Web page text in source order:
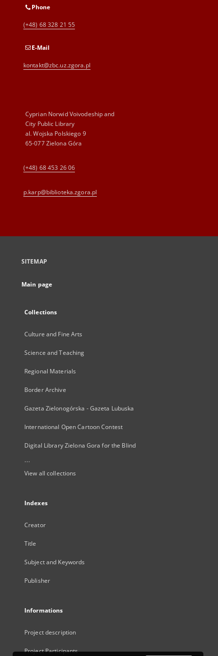
Phone
(+48) 68 328 21 55
E-Mail
kontakt@zbc.uz.zgora.pl
Cyprian Norwid Voivodeship and
City Public Library
al. Wojska Polskiego 9
65-077 Zielona Góra
(+48) 68 453 26 06
p.karp@biblioteka.zgora.pl
SITEMAP
Main page
Collections
Culture and Fine Arts
Science and Teaching
Regional Materials
Border Archive
Gazeta Zielonogórska - Gazeta Lubuska
International Open Cartoon Contest
Digital Library Zielona Gora for the Blind
...
View all collections
Indexes
Creator
Title
Subject and Keywords
Publisher
Informations
Project description
Project Participants